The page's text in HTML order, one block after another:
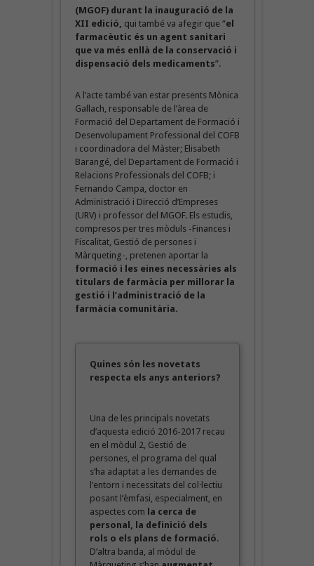
(MGOF) durant la inauguració de la
XII edició, qui també va afegir que “el
farmacèutic és un agent sanitari
que va més enllà de la conservació i
dispensació dels medicaments”.
A l’acte també van estar presents Mònica
Gallach, responsable de l’àrea de
Formació del Departament de Formació i
Desenvolupament Professional del COFB
i coordinadora del Màster; Elisabeth
Barangé, del Departament de Formació i
Relacions Professionals del COFB; i
Fernando Campa, doctor en
Administració i Direcció d’Empreses
(URV) i professor del MGOF. Els estudis,
compresos per tres mòduls -Finances i
Fiscalitat, Gestió de persones i
Màrqueting-, pretenen aportar la
formació i les eines necessàries als
titulars de farmàcia per millorar la
gestió i l’administració de la
farmàcia comunitària.
Quines són les novetats
respecta els anys anteriors?
Una de les principals novetats
d’aquesta edició 2016-2017 recau
en el mòdul 2, Gestió de
persones, el programa del qual
s’ha adaptat a les demandes de
l’entorn i necessitats del col·lectiu
posant l’èmfasi, especialment, en
aspectes com la cerca de
personal, la definició dels
rols o els plans de formació.
D’altra banda, al mòdul de